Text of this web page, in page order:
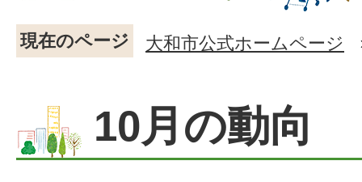
現在のページ 大和市公式ホームページ
10月の動向